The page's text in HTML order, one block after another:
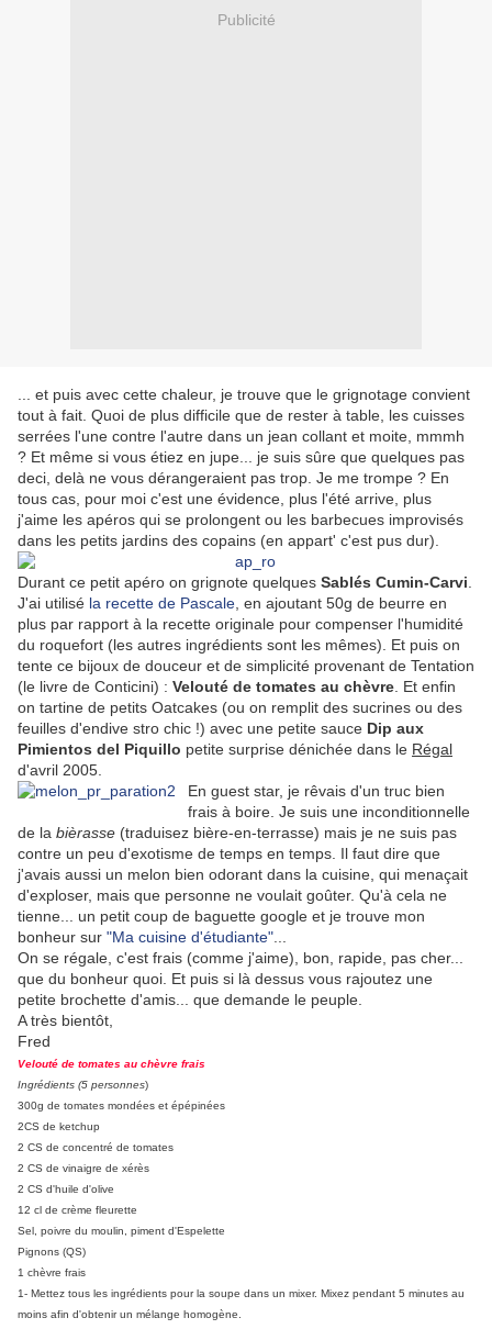
Publicité
... et puis avec cette chaleur, je trouve que le grignotage convient
tout à fait. Quoi de plus difficile que de rester à table, les cuisses
serrées l'une contre l'autre dans un jean collant et moite, mmmh
? Et même si vous étiez en jupe... je suis sûre que quelques pas
deci, delà ne vous dérangeraient pas trop. Je me trompe ? En
tous cas, pour moi c'est une évidence, plus l'été arrive, plus
j'aime les apéros qui se prolongent ou les barbecues improvisés
dans les petits jardins des copains (en appart' c'est pus dur).
Durant ce petit apéro on grignote quelques Sablés Cumin-Carvi
J'ai utilisé la recette de Pascale , en ajoutant 50g de beurre en
plus par rapport à la recette originale pour compenser l'humidité
du roquefort (les autres ingrédients sont les mêmes). Et puis on
tente ce bijoux de douceur et de simplicité provenant de Tentation
(le livre de Conticini) : Velouté de tomates au chèvre . Et enfin
on tartine de petits Oatcakes (ou on remplit des sucrines ou des
feuilles d'endive stro chic !) avec une petite sauce Dip aux
Pimientos del Piquillo petite surprise dénichée dans le Régal
d'avril 2005.
En guest star, je rêvais d'un truc bien
frais à boire. Je suis une inconditionnelle
de la bièrasse (traduisez bière-en-terrasse) mais je ne suis pas
contre un peu d'exotisme de temps en temps. Il faut dire que
j'avais aussi un melon bien odorant dans la cuisine, qui menaçait
d'exploser, mais que personne ne voulait goûter. Qu'à cela ne
tienne... un petit coup de baguette google et je trouve mon
bonheur sur "Ma cuisine d'étudiante"
On se régale, c'est frais (comme j'aime), bon, rapide, pas cher...
que du bonheur quoi. Et puis si là dessus vous rajoutez une
petite brochette d'amis... que demande le peuple.
A très bientôt,
Fred
Velouté de tomates au chèvre frais
Ingrédients (5 personnes)
300g de tomates mondées et épépinées
2CS de ketchup
2 CS de concentré de tomates
2 CS de vinaigre de xérès
2 CS d'huile d'olive
12 cl de crème fleurette
Sel, poivre du moulin, piment d'Espelette
Pignons (QS)
1 chèvre frais
1- Mettez tous les ingrédients pour la soupe dans un mixer. Mixez pendant 5 minutes au
moins afin d'obtenir un mélange homogène.